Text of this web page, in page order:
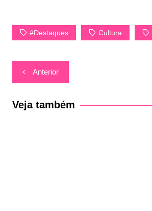
#Destaques Cultura
Navegação
de
Post
Anterior
Veja também